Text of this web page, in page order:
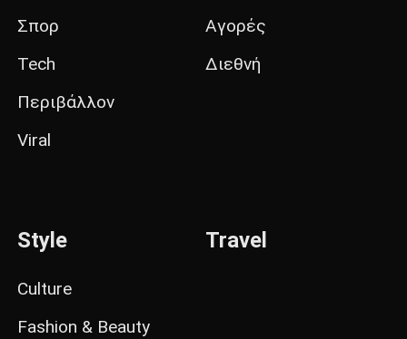
Σπορ
Tech
Περιβάλλον
Viral
Αγορές
Διεθνή
Style
Culture
Fashion & Beauty
Travel